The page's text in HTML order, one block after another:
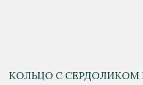
КОЛЬЦО С СЕРДОЛИКОМ